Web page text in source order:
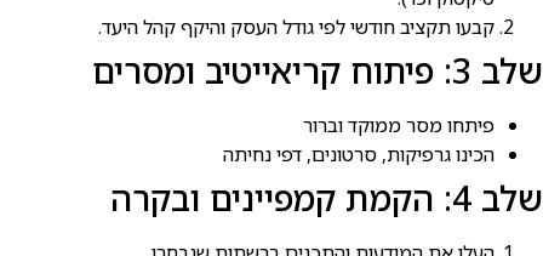
קבעו תקציב חודשי לפי גודל העסק והיקף קהל היעד.
שלב 3: פיתוח קריאייטיב ומסרים
פיתחו מסר ממוקד וברור
הכינו גרפיקות, סרטונים, דפי נחיתה
שלב 4: הקמת קמפיינים ובקרה